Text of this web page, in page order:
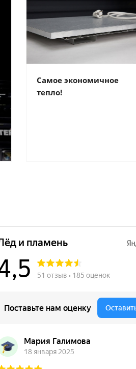
Самое экономичное
тепло!